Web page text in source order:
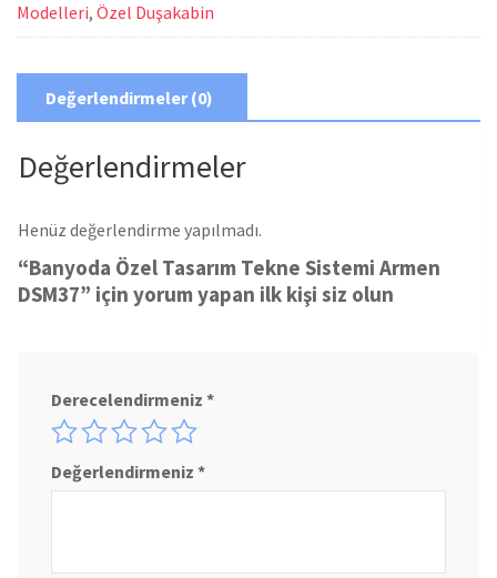
Modelleri, Özel Duşakabin
Değerlendirmeler (0)
Değerlendirmeler
Henüz değerlendirme yapılmadı.
“Banyoda Özel Tasarım Tekne Sistemi Armen
DSM37” için yorum yapan ilk kişi siz olun
Derecelendirmeniz *
Değerlendirmeniz *